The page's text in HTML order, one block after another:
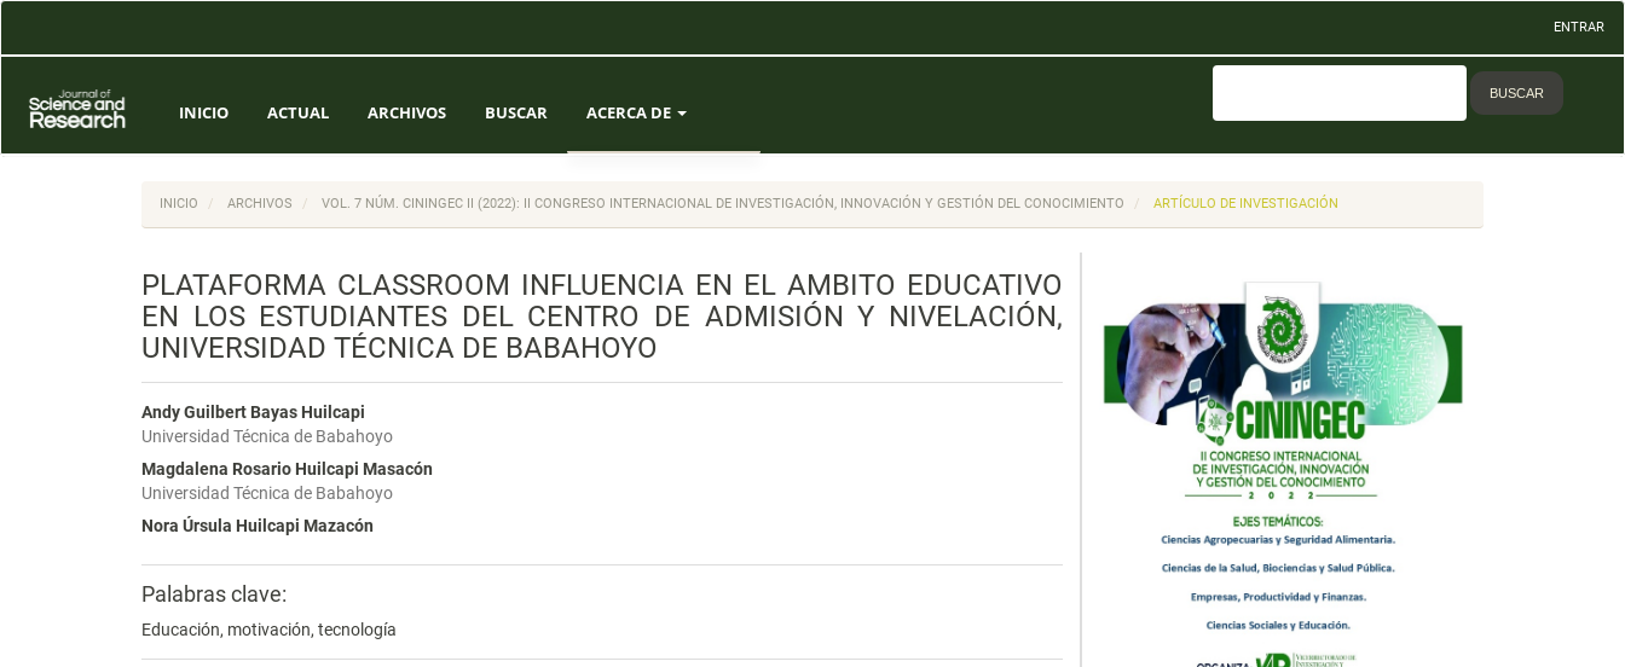
Contenido
Barra
lateral
ENTRAR
INICIO ACTUAL ARCHIVOS BUSCAR ACERCA DE
EQUIPO EDITORIAL
ESTADÍSTICAS
BUSCAR
INICIO ARCHIVOS VOL. 7 NÚM. CININGEC II (2022): II CONGRESO INTERNACIONAL DE INVESTIGACIÓN, INNOVACIÓN Y GESTIÓN DEL CONOCIMIENTO ARTÍCULO DE INVESTIGACIÓN
PLATAFORMA CLASSROOM INFLUENCIA EN EL AMBITO EDUCATIVO
EN LOS ESTUDIANTES DEL CENTRO DE ADMISIÓN Y NIVELACIÓN,
UNIVERSIDAD TÉCNICA DE BABAHOYO
Andy Guilbert Bayas Huilcapi
Universidad Técnica de Babahoyo
Magdalena Rosario Huilcapi Masacón
Universidad Técnica de Babahoyo
Nora Úrsula Huilcapi Mazacón
Palabras clave:
Educación, motivación, tecnología